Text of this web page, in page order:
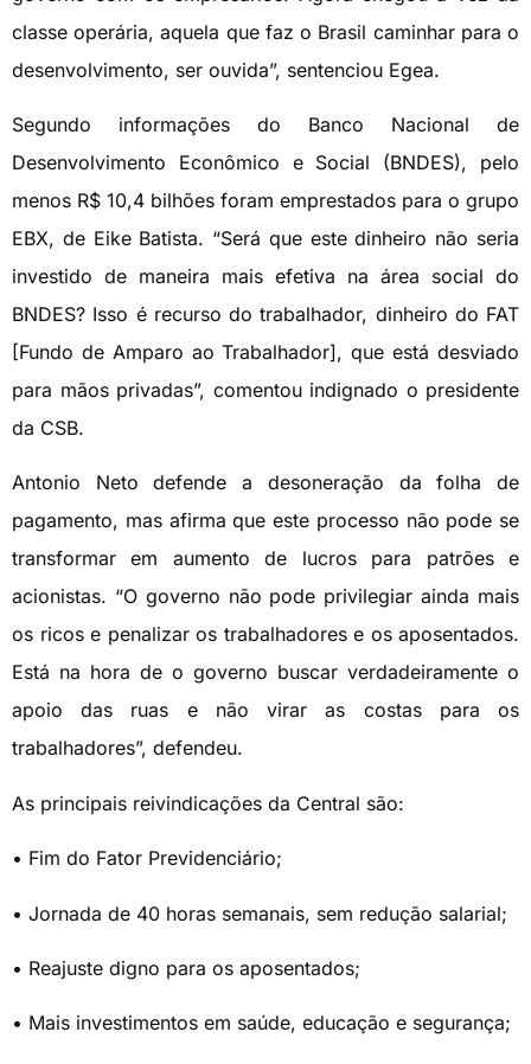
classe operária, aquela que faz o Brasil caminhar para o
desenvolvimento, ser ouvida”, sentenciou Egea.
Segundo informações do Banco Nacional de
Desenvolvimento Econômico e Social (BNDES), pelo
menos R$ 10,4 bilhões foram emprestados para o grupo
EBX, de Eike Batista. “Será que este dinheiro não seria
investido de maneira mais efetiva na área social do
BNDES? Isso é recurso do trabalhador, dinheiro do FAT
[Fundo de Amparo ao Trabalhador], que está desviado
para mãos privadas”, comentou indignado o presidente
da CSB.
Antonio Neto defende a desoneração da folha de
pagamento, mas afirma que este processo não pode se
transformar em aumento de lucros para patrões e
acionistas. “O governo não pode privilegiar ainda mais
os ricos e penalizar os trabalhadores e os aposentados.
Está na hora de o governo buscar verdadeiramente o
apoio das ruas e não virar as costas para os
trabalhadores”, defendeu.
As principais reivindicações da Central são:
• Fim do Fator Previdenciário;
• Jornada de 40 horas semanais, sem redução salarial;
• Reajuste digno para os aposentados;
• Mais investimentos em saúde, educação e segurança;